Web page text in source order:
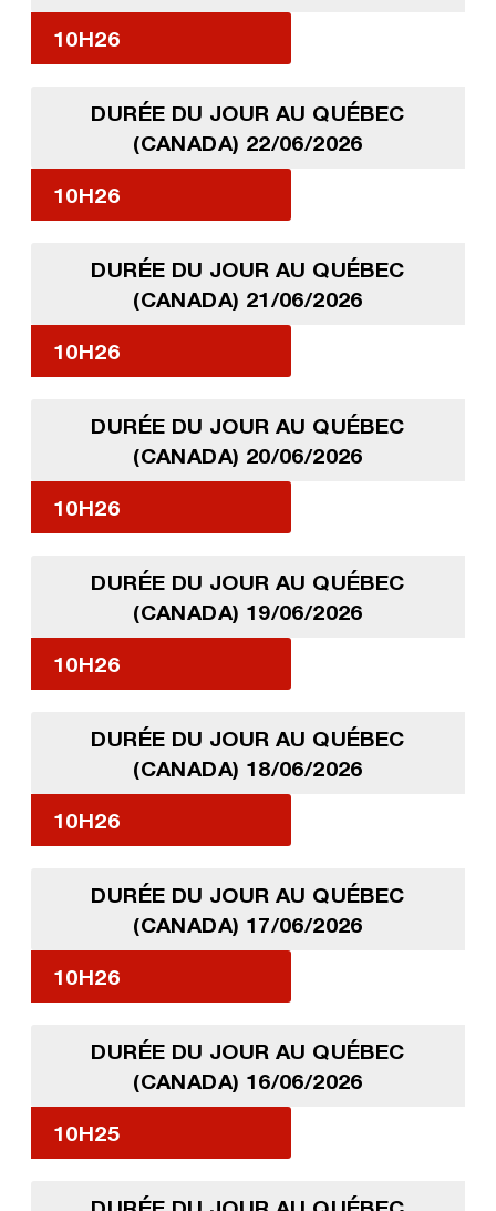
10H26
DURÉE DU JOUR AU QUÉBEC
(CANADA) 22/06/2026
10H26
DURÉE DU JOUR AU QUÉBEC
(CANADA) 21/06/2026
10H26
DURÉE DU JOUR AU QUÉBEC
(CANADA) 20/06/2026
10H26
DURÉE DU JOUR AU QUÉBEC
(CANADA) 19/06/2026
10H26
DURÉE DU JOUR AU QUÉBEC
(CANADA) 18/06/2026
10H26
DURÉE DU JOUR AU QUÉBEC
(CANADA) 17/06/2026
10H26
DURÉE DU JOUR AU QUÉBEC
(CANADA) 16/06/2026
10H25